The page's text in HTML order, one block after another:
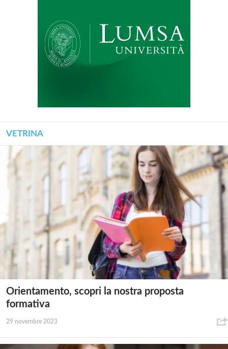
VETRINA
Orientamento, scopri la nostra proposta
formativa
29 novembre 2023